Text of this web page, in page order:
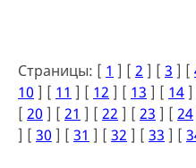
Страницы: [ 1 ] [ 2 ] [ 3 ] [
10 ] [ 11 ] [ 12 ] [ 13 ] [ 14
[ 20 ] [ 21 ] [ 22 ] [ 23 ] [ 24
] [ 30 ] [ 31 ] [ 32 ] [ 33 ] [